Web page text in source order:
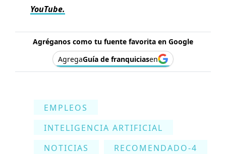
YouTube.
Agréganos como tu fuente favorita en Google
AgregaGuía de franquiciasen
EMPLEOS
INTELIGENCIA ARTIFICIAL
NOTICIAS
RECOMENDADO-4